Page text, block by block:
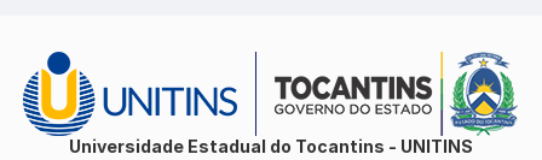
Universidade Estadual do Tocantins - UNITINS